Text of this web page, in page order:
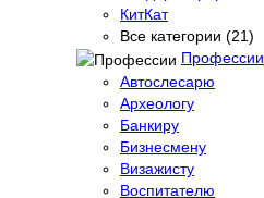
КитКат
Все категории (21)
Профессии
Автослесарю
Археологу
Банкиру
Бизнесмену
Визажисту
Воспитателю